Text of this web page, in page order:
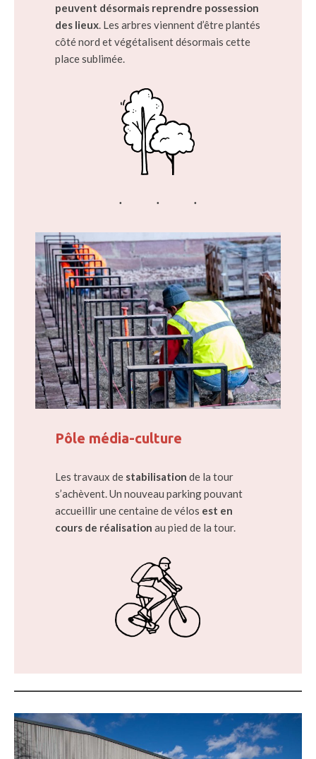
peuvent désormais reprendre possession
des lieux. Les arbres viennent d’être plantés
côté nord et végétalisent désormais cette
place sublimée.
Pôle média-culture
Les travaux de stabilisation de la tour
s’achèvent. Un nouveau parking pouvant
accueillir une centaine de vélos est en
cours de réalisation au pied de la tour.